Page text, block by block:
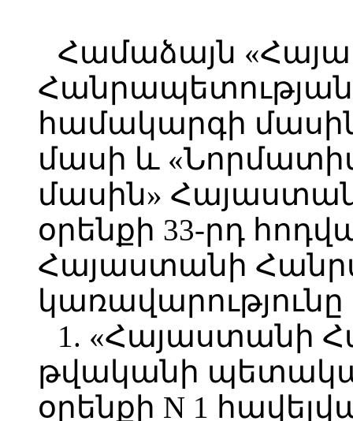
Համաձայն
Հանրապետության
համակարգի
մասի և
մասին»
օրենքի 33-րդ
Հայաստանի
կառավարությունը
1. «Հայաստանի
թվականի
օրենքի N 1